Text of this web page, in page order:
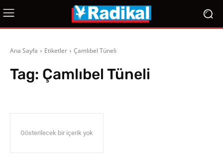
Ana Sayfa Etiketler Çamlıbel Tüneli
Tag: Çamlıbel Tüneli
Gösterilecek bir içerik yok